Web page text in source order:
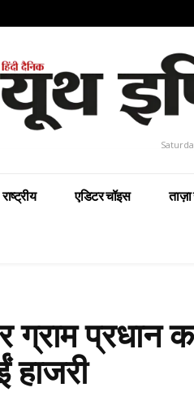
राष्ट्रीय एडिटर चॉइस
प्रधान
हाजरी